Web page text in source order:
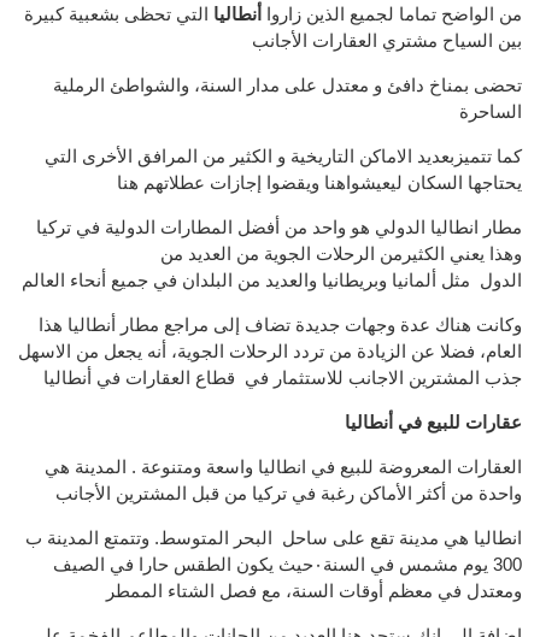
من الواضح تماما لجميع الذين زاروا أنطاليا التي تحظى بشعبية كبيرة
بين السياح مشتري العقارات الأجانب
تحضى بمناخ دافئ و معتدل على مدار السنة، والشواطئ الرملية
الساحرة
كما تتميزبعديد الاماكن التاريخية و الكثير من المرافق الأخرى التي
يحتاجها السكان ليعيشواهنا ويقضوا إجازات عطلاتهم هنا
مطار انطاليا الدولي هو واحد من أفضل المطارات الدولية في تركيا
وهذا يعني الكثيرمن الرحلات الجوية من العديد من
الدول مثل ألمانيا وبريطانيا والعديد من البلدان في جميع أنحاء العالم
وكانت هناك عدة وجهات جديدة تضاف إلى مراجع مطار أنطاليا هذا
العام، فضلا عن الزيادة من تردد الرحلات الجوية، أنه يجعل من الاسهل
جذب المشترين الاجانب للاستثمار في قطاع العقارات في أنطاليا
عقارات للبيع في أنطاليا
العقارات المعروضة للبيع في انطاليا واسعة ومتنوعة . المدينة هي
واحدة من أكثر الأماكن رغبة في تركيا من قبل المشترين الأجانب
انطاليا هي مدينة تقع على ساحل البحر المتوسط. وتتمتع المدينة ب
300 يوم مشمس في السنة٠حيث يكون الطقس حارا في الصيف
ومعتدل في معظم أوقات السنة، مع فصل الشتاء الممطر